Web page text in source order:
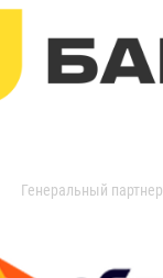
Генеральный партнер